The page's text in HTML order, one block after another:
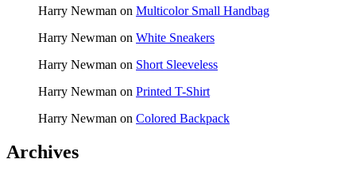
Harry Newman on Multicolor Small Handbag
Harry Newman on White Sneakers
Harry Newman on Short Sleeveless
Harry Newman on Printed T-Shirt
Harry Newman on Colored Backpack
Archives